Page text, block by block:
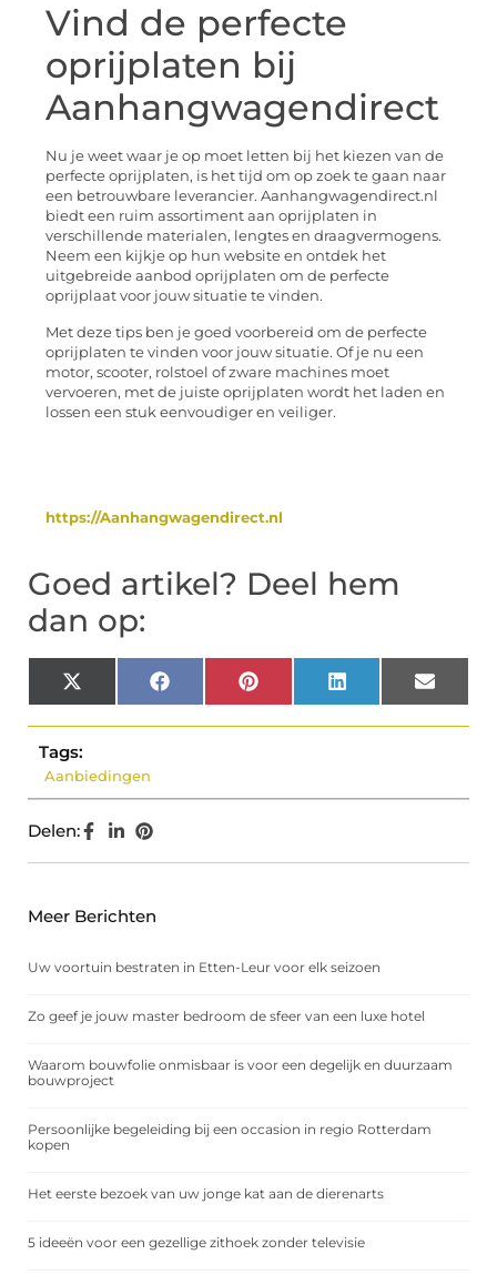
Vind de perfecte
oprijplaten bij
Aanhangwagendirect
Nu je weet waar je op moet letten bij het kiezen van de
perfecte oprijplaten, is het tijd om op zoek te gaan naar
een betrouwbare leverancier. Aanhangwagendirect.nl
biedt een ruim assortiment aan oprijplaten in
verschillende materialen, lengtes en draagvermogens.
Neem een kijkje op hun website en ontdek het
uitgebreide aanbod oprijplaten om de perfecte
oprijplaat voor jouw situatie te vinden.
Met deze tips ben je goed voorbereid om de perfecte
oprijplaten te vinden voor jouw situatie. Of je nu een
motor, scooter, rolstoel of zware machines moet
vervoeren, met de juiste oprijplaten wordt het laden en
lossen een stuk eenvoudiger en veiliger.
https://Aanhangwagendirect.nl
Goed artikel? Deel hem
dan op:
X
(Twitter)
Facebook Pinterest LinkedIn Email
Tags:
Aanbiedingen
Delen:
Meer Berichten
Uw voortuin bestraten in Etten-Leur voor elk seizoen
Zo geef je jouw master bedroom de sfeer van een luxe hotel
Waarom bouwfolie onmisbaar is voor een degelijk en duurzaam
bouwproject
Persoonlijke begeleiding bij een occasion in regio Rotterdam
kopen
Het eerste bezoek van uw jonge kat aan de dierenarts
5 ideeën voor een gezellige zithoek zonder televisie